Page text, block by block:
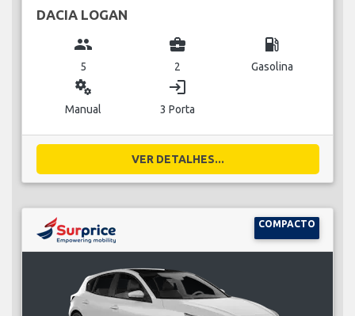
DACIA LOGAN
group
5
business_center
2
local_gas_station
Gasolina
miscellaneous_services
Manual
login
3 Porta
VER DETALHES...
COMPACTO